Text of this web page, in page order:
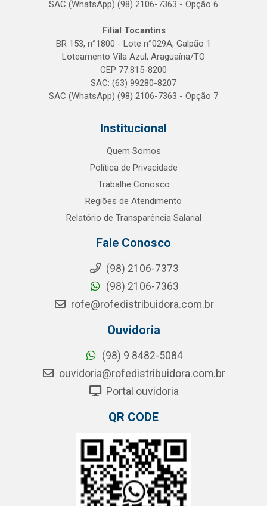
SAC (WhatsApp) (98) 2106-7363 - Opção 6
Filial Tocantins
BR 153, n°1800 - Lote n°029A, Galpão 1
Loteamento Vila Azul, Araguaína/TO
CEP 77.815-8200
SAC: (63) 99280-8207
SAC (WhatsApp) (98) 2106-7363 - Opção 7
Institucional
Quem Somos
Política de Privacidade
Trabalhe Conosco
Regiões de Atendimento
Relatório de Transparência Salarial
Fale Conosco
(98) 2106-7373
(98) 2106-7363
rofe@rofedistribuidora.com.br
Ouvidoria
(98) 9 8482-5084
ouvidoria@rofedistribuidora.com.br
Portal ouvidoria
QR CODE